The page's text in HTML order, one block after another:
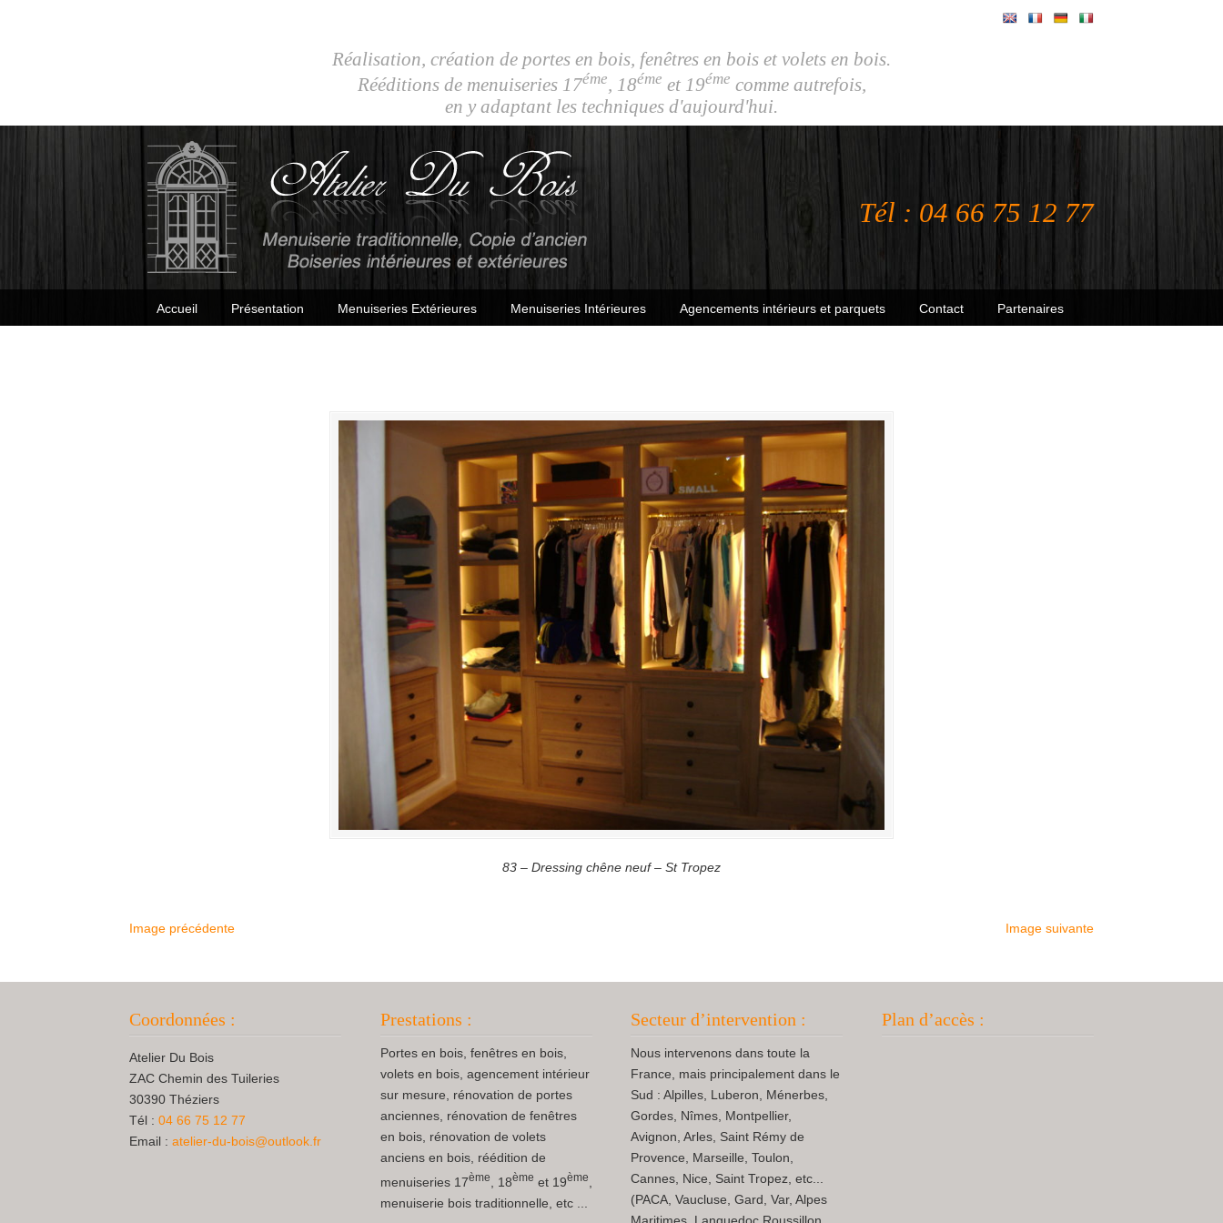
Réalisation, création de portes en bois, fenêtres en bois et volets en bois.
Rééditions de menuiseries 17éme, 18éme et 19éme comme autrefois,
en y adaptant les techniques d'aujourd'hui.
Tél : 04 66 75 12 77
Accueil Présentation Menuiseries Extérieures Menuiseries Intérieures Agencements intérieurs et parquets Contact Partenaires
83 – Dressing chêne neuf – St Tropez
Image précédente Image suivante
Coordonnées :
Atelier Du Bois
ZAC Chemin des Tuileries
30390 Théziers
Tél : 04 66 75 12 77
Email : atelier-du-bois@outlook.fr
Prestations :
Portes en bois, fenêtres en bois,
volets en bois, agencement intérieur
sur mesure, rénovation de portes
anciennes, rénovation de fenêtres
en bois, rénovation de volets
anciens en bois, réédition de
menuiseries 17ème , 18ème et 19ème
menuiserie bois traditionnelle, etc ...
Secteur d’intervention :
Nous intervenons dans toute la
France, mais principalement dans le
Sud : Alpilles, Luberon, Ménerbes,
Gordes, Nîmes, Montpellier,
Avignon, Arles, Saint Rémy de
Provence, Marseille, Toulon,
Cannes, Nice, Saint Tropez, etc...
(PACA, Vaucluse, Gard, Var, Alpes
Plan d’accès :